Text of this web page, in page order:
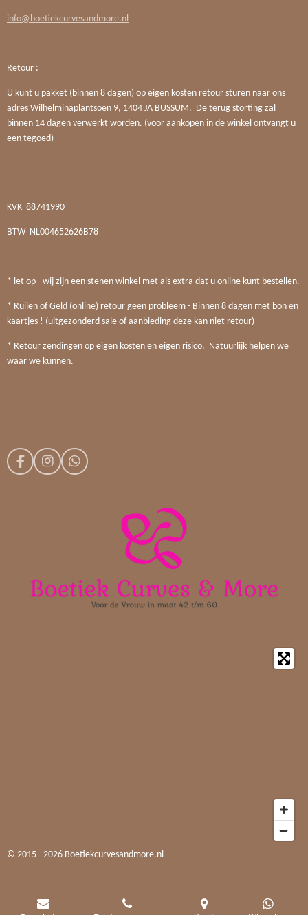
info@boetiekcurvesandmore.nl
Retour :
U kunt u pakket (binnen 8 dagen) op eigen kosten retour sturen naar ons
adres Wilhelminaplantsoen 9, 1404 JA BUSSUM. De terug storting zal
binnen 14 dagen verwerkt worden. (voor aankopen in de winkel ontvangt u
een tegoed)
KVK 88741990
BTW NL004652626B78
* let op - wij zijn een stenen winkel met als extra dat u online kunt bestellen.
* Ruilen of Geld (online) retour geen probleem - Binnen 8 dagen met bon en
kaartjes ! (uitgezonderd sale of aanbieding deze kan niet retour)
* Retour zendingen op eigen kosten en eigen risico. Natuurlijk helpen we
waar we kunnen.
F
I
W
© 2015 - 2026 Boetiekcurvesandmore.nl